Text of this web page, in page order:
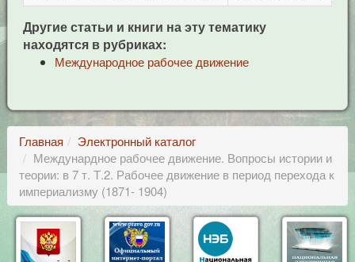
Другие статьи и книги на эту тематику
находятся в рубриках:
Международное рабочее движение
Главная
Электронный каталог
Междунардное рабочее движение. Вопросы истории и
теории: в 7 т. Т.2. Рабочее движение в период перехода к
империализму (1871- 1904)